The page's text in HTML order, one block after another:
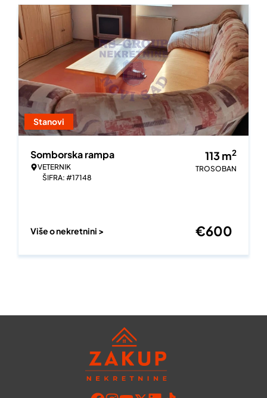
Stanovi
Somborska rampa
VETERNIK
ŠIFRA: #17148
113 m2
TROSOBAN
Više o nekretnini > €600